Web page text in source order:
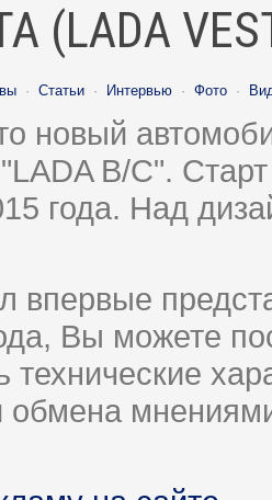
(LADA
· Статьи · Интервью · Фото ·
новый
B/C".
года. Над
впервые
Вы можете
технические